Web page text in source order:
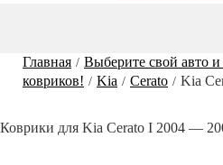
Главная / Выберите свой авто
ковриков! / Kia / Cerato / Kia
Коврики для Kia Сerato I 2004 —